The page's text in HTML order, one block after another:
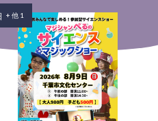
+ 他 1